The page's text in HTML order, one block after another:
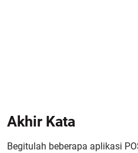
Akhir Kata
Begitulah beberapa aplikasi